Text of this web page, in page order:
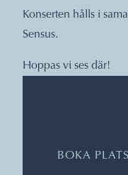
Konserten hålls i
Sensus.
Hoppas vi ses där!
BOKA PLATS